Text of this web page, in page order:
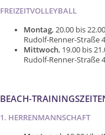
FREIZEITVOLLEYBALL
Montag, 20.00 bis
Rudolf-Renner-Straße
Mittwoch, 19.00 bis
Rudolf-Renner-Straße
BEACH-
1. HERRENMANNSCHAFT